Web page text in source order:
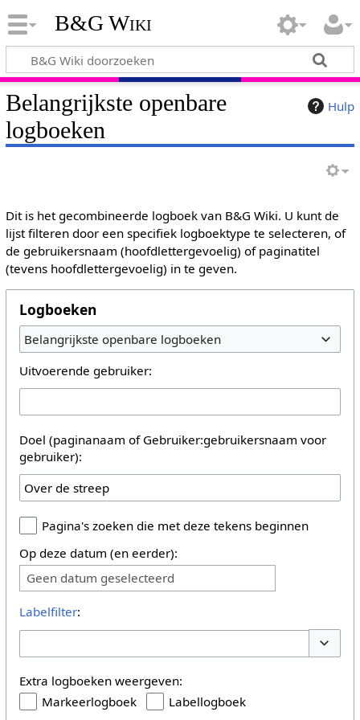
B&G Wiki
Hulp
Belangrijkste openbare
logboeken
Dit is het gecombineerde logboek van B&G Wiki. U kunt de
lijst filteren door een specifiek logboektype te selecteren, of
de gebruikersnaam (hoofdlettergevoelig) of paginatitel
(tevens hoofdlettergevoelig) in te geven.
Logboeken
Belangrijkste openbare logboeken
Uitvoerende gebruiker:
Doel (paginanaam of Gebruiker:gebruikersnaam voor
gebruiker):
Pagina's zoeken die met deze tekens beginnen
Op deze datum (en eerder):
Geen datum geselecteerd
Labelfilter:
Extra logboeken weergeven:
Markeerlogboek
Labellogboek